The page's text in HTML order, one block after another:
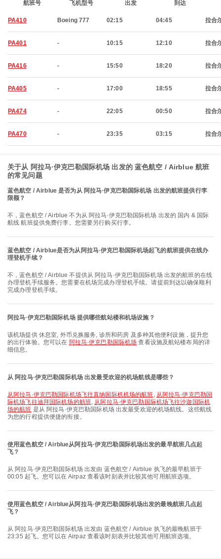
航班号 飞机型号 出发 到达
PA410 Boeing 777 02:15 04:45 拉合
PA401 - 10:15 12:10 拉合
PA416 - 15:50 18:20 拉合
PA405 - 17:00 18:55 拉合
PA474 - 22:05 00:50 拉合
PA470 - 23:35 03:15 拉合
关于从 阿拉马·伊克巴勒国际机场 出发的 蓝色航空 / Airblue 航班
的常见问题
蓝色航空 / Airblue 是否为从 阿拉马·伊克巴勒国际机场 出发的航班提供行李
限额？
不，蓝色航空 / Airblue 不为从 阿拉马·伊克巴勒国际机场 出发的 国内 & 国际
航线 航班提供免费行李。您需要另行购买行李。
蓝色航空 / Airblue是否为从阿拉马·伊克巴勒国际机场起飞的航班提供在线办
理登机手续？
不，蓝色航空 / Airblue 不提供从 阿拉马·伊克巴勒国际机场 出发的航班的在线
办理登机手续服务。您需要在机场完成办理登机手续。请提前到达以确保顺利
完成办理登机手续。
阿拉马·伊克巴勒国际机场 提供哪些航站楼和机场设施？
该机场提供 休息室, 外币兑换服务, 诊所和药房 及多种其他便利设施，提升您
的出行体验。您可以在 阿拉马·伊克巴勒国际机场 查看设施及航站楼布局的详
细信息。
从 阿拉马·伊克巴勒国际机场 出发最受欢迎的机场航线是哪些？
从阿拉马·伊克巴勒国际机场飞往真纳国际机机场的航班, 从阿拉马·伊克巴勒国
际机场飞往迪拜国际机场的航班, 从阿拉马·伊克巴勒国际机场飞往沙迦国际机
场的航班 是从 阿拉马·伊克巴勒国际机场 出发最受欢迎的机场航线。这些航线
为您的行程提供便捷的衔接。
使用蓝色航空 / Airblue从阿拉马·伊克巴勒国际机场出发的最早航班几点起
飞？
从 阿拉马·伊克巴勒国际机场 出发由 蓝色航空 / Airblue 执飞的最早航班于
00:05 起飞。您可以在 Airpaz 查看该时刻表并比较其他可用航班选项。
使用蓝色航空 / Airblue从阿拉马·伊克巴勒国际机场出发的最晚航班几点起
飞？
从 阿拉马·伊克巴勒国际机场 出发由 蓝色航空 / Airblue 执飞的最晚航班于
23:35 起飞。您可以在 Airpaz 查看该时刻表并比较其他可用航班选项。